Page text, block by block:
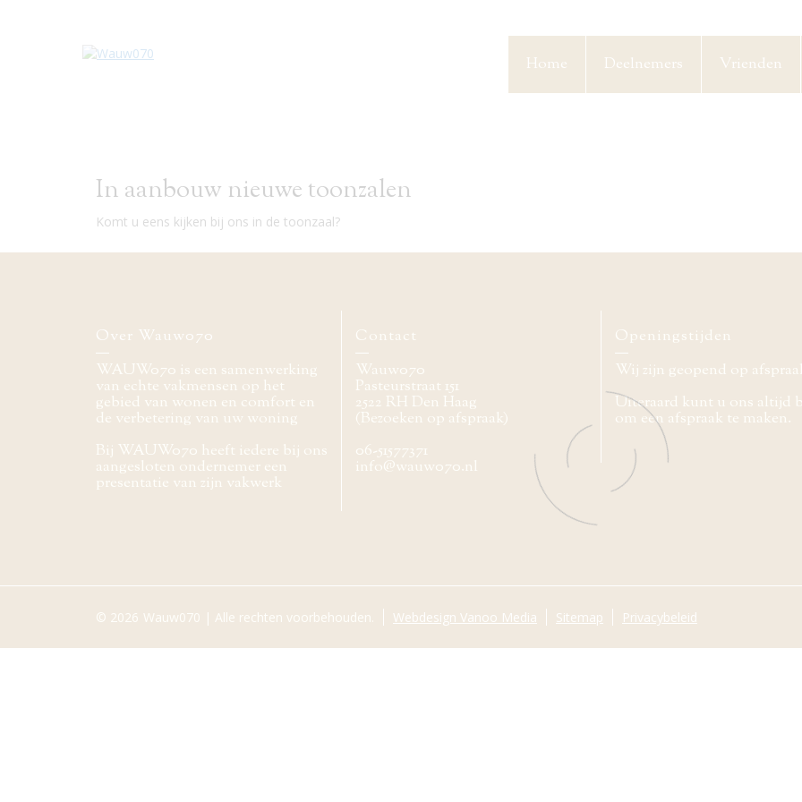
Home Deelnemers Vrienden
In aanbouw nieuwe toonzalen
Komt u eens kijken bij ons in de toonzaal?
Over Wauw070
WAUW070 is een samenwerking
van echte vakmensen op het
gebied van wonen en comfort en
de verbetering van uw woning
Bij WAUW070 heeft iedere bij ons
aangesloten ondernemer een
presentatie van zijn vakwerk
Contact
Wauw070
Pasteurstraat 151
2522 RH Den Haag
(Bezoeken op afspraak)
06-51577371
info@wauw070.nl
Openingstijden
Wij zijn geopend op
Uiteraard kunt u ons altijd
om een afspraak te maken.
© 2026 Wauw070 | Alle rechten voorbehouden. Webdesign Vanoo Media Sitemap Privacybeleid